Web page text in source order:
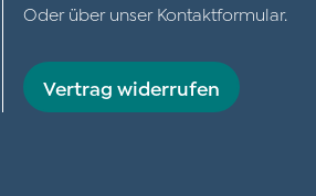
Oder über unser Kontaktformular.
Vertrag widerrufen